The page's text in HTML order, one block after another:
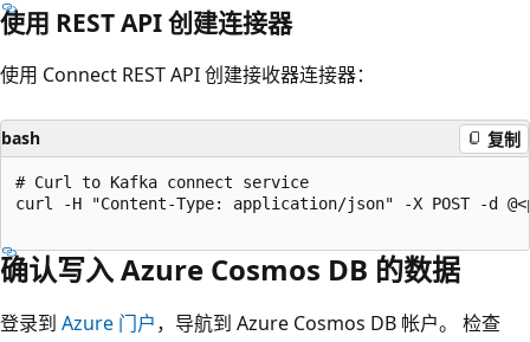
使用 REST API 创建连接器
使用 Connect REST API 创建接收器连接器：
bash 复制
# Curl to Kafka connect service
curl -H "Content-Type: application/json" -X POST -d
确认写入 Azure Cosmos DB 的数据
登录到 Azure 门户，导航到 Azure Cosmos DB 帐户。 检查